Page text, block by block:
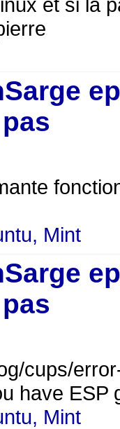
Mint
cups/
have
Mint